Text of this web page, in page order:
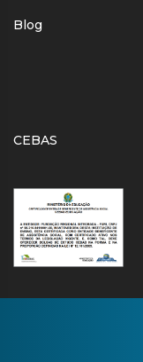
Blog
CEBAS